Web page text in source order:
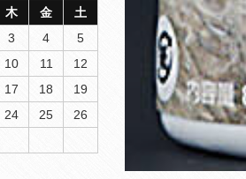
木 金
土
3 4
5
10 11
12
17 18
19
24 25
26